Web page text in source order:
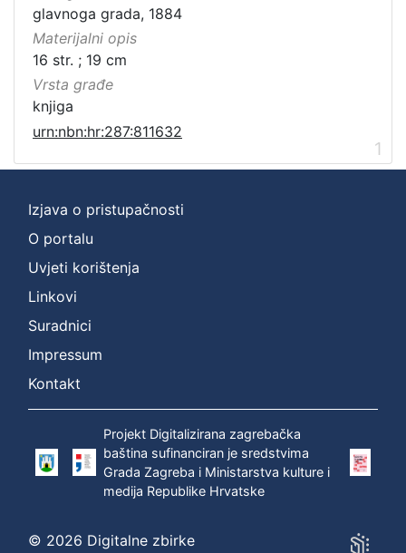
glavnoga grada, 1884
Materijalni opis
16 str. ; 19 cm
Vrsta građe
knjiga
urn:nbn:hr:287:811632
1
Izjava o pristupačnosti
O portalu
Uvjeti korištenja
Linkovi
Suradnici
Impressum
Kontakt
Projekt Digitalizirana zagrebačka
baština sufinanciran je sredstvima
Grada Zagreba i Ministarstva kulture i
medija Republike Hrvatske
© 2026 Digitalne zbirke